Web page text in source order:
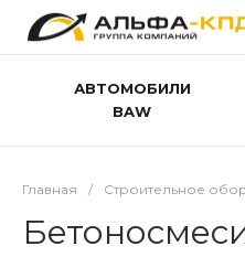
АВТОМОБИЛИ
BAW
Главная / Строительное